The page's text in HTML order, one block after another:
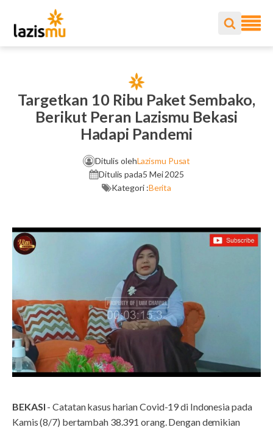
Targetkan 10 Ribu Paket Sembako,
Berikut Peran Lazismu Bekasi
Hadapi Pandemi
Ditulis olehLazismu Pusat
Ditulis pada5 Mei 2025
Kategori :Berita
BEKASI - Catatan kasus harian Covid-19 di Indonesia pada
Kamis (8/7) bertambah 38.391 orang. Dengan demikian